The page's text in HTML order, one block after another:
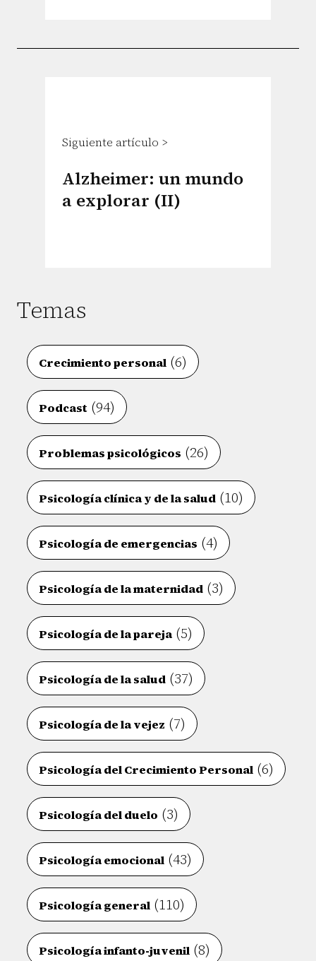
Siguiente artículo >
Alzheimer: un mundo
a explorar (II)
Temas
Crecimiento personal (6)
Podcast (94)
Problemas psicológicos (26)
Psicología clínica y de la salud (10)
Psicología de emergencias (4)
Psicología de la maternidad (3)
Psicología de la pareja(5)
Psicología de la salud (37)
Psicología de la vejez (7)
Psicología del Crecimiento Personal (6)
Psicología del duelo (3)
Psicología emocional (43)
Psicología general (110)
Psicología infanto-juvenil (8)